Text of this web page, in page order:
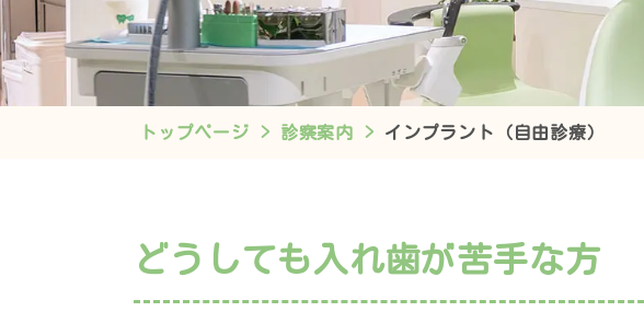
トップページ 診察案内 インプラント（自由診療）
どうしても入れ歯が苦手な方